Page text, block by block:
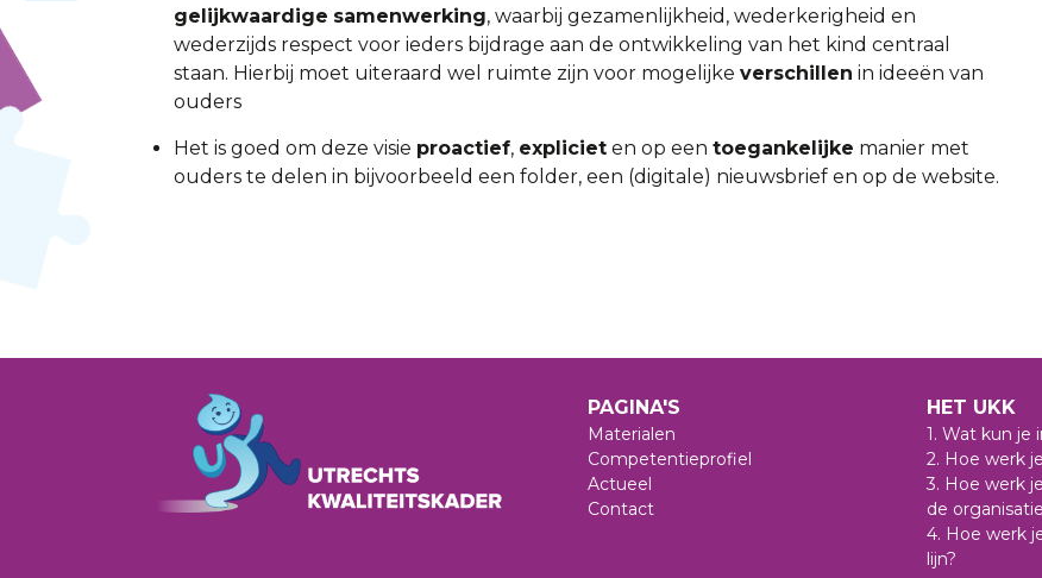
gelijkwaardige samenwerking, waarbij gezamenlijkheid, wederkerigheid en
wederzijds respect voor ieders bijdrage aan de ontwikkeling van het kind centraal
staan. Hierbij moet uiteraard wel ruimte zijn voor mogelijke verschillen in ideeën van
ouders
Het is goed om deze visie proactief, expliciet en op een toegankelijke manier met
ouders te delen in bijvoorbeeld een folder, een (digitale) nieuwsbrief en op de website.
PAGINA'S
Materialen
Competentieprofiel
Actueel
Contact
HET UKK
1. Wat kun je
2. Hoe werk
3. Hoe werk
de
4. Hoe werk
lijn?